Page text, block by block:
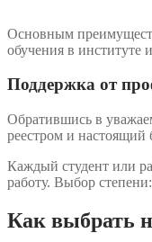
Основным
обучения в институте
Поддержка от
Обратившись в
реестром и настоящий
Каждый студент или
работу. Выбор
Как выбрать